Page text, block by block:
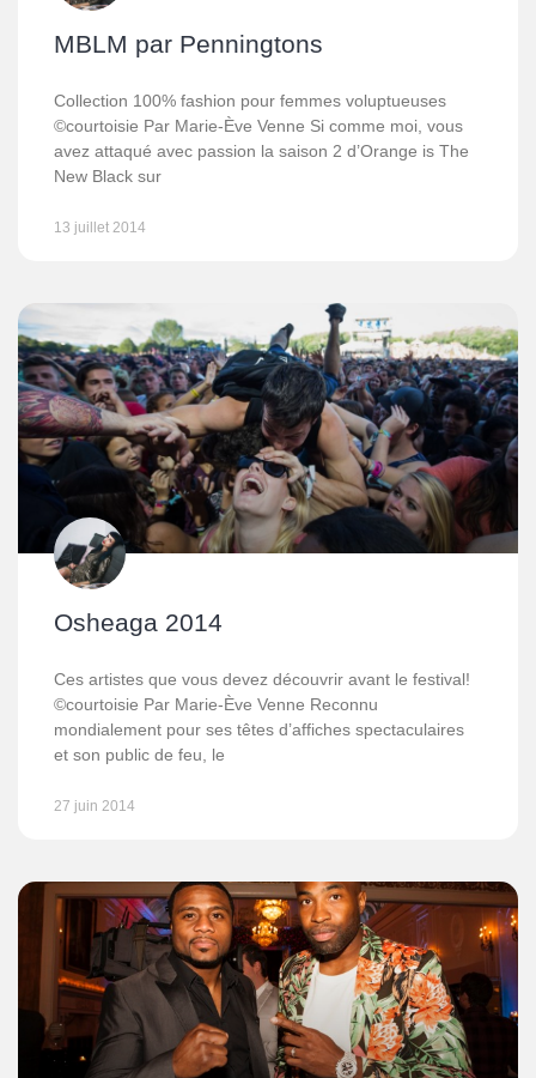
MBLM par Penningtons
Collection 100% fashion pour femmes voluptueuses
©courtoisie Par Marie-Ève Venne Si comme moi, vous
avez attaqué avec passion la saison 2 d’Orange is The
New Black sur
13 juillet 2014
Osheaga 2014
Ces artistes que vous devez découvrir avant le festival!
©courtoisie Par Marie-Ève Venne Reconnu
mondialement pour ses têtes d’affiches spectaculaires
et son public de feu, le
27 juin 2014